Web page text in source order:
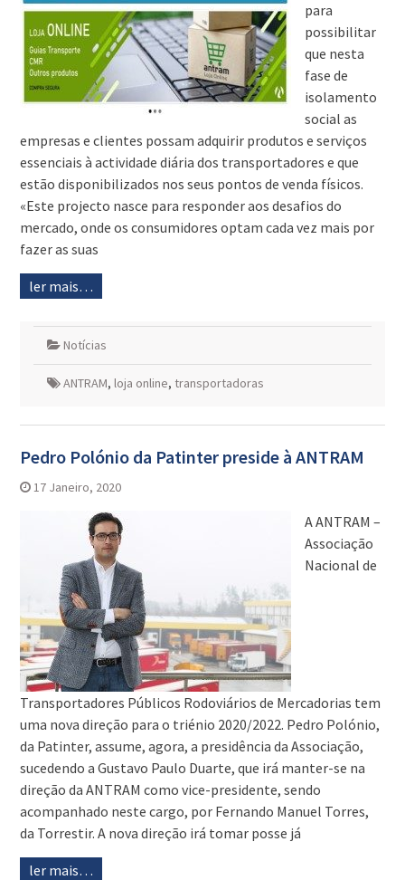
para
possibilitar
que nesta
fase de
isolamento
social as
empresas e clientes possam adquirir produtos e serviços
essenciais à actividade diária dos transportadores e que
estão disponibilizados nos seus pontos de venda físicos.
«Este projecto nasce para responder aos desafios do
mercado, onde os consumidores optam cada vez mais por
fazer as suas
ler mais…
Notícias
ANTRAM, loja online, transportadoras
Pedro Polónio da Patinter preside à ANTRAM
17 Janeiro, 2020
A ANTRAM –
Associação
Nacional de
Transportadores Públicos Rodoviários de Mercadorias tem
uma nova direção para o triénio 2020/2022. Pedro Polónio,
da Patinter, assume, agora, a presidência da Associação,
sucedendo a Gustavo Paulo Duarte, que irá manter-se na
direção da ANTRAM como vice-presidente, sendo
acompanhado neste cargo, por Fernando Manuel Torres,
da Torrestir. A nova direção irá tomar posse já
ler mais…